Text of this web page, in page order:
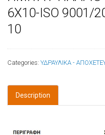
6Χ10-ISO 9001/
10
Categories: ΥΔΡΑΥΛΙΚΑ -
Description